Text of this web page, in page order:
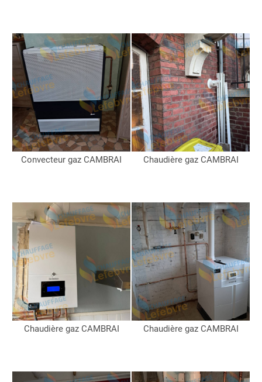
Convecteur gaz CAMBRAI Chaudière gaz CAMBRAI
Chaudière gaz CAMBRAI Chaudière gaz CAMBRAI